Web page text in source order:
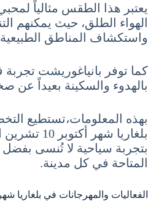
يعتبر هذا الطقس مثالياً
الهواء الطلق، حيث يمكنهم
واستكشاف المناطق الطبيعية
كما توفر بانياغوريشت تجربة
بالهدوء والسكينة بعيداً عن
بهذه المعلومات،تستطيع
بتجربة سياحية لا تُنسى
المتاحة في كل مدينة.
الفعاليات والمهرجانات في بلغاريا